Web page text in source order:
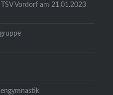
Vordorf am 21.01.2023